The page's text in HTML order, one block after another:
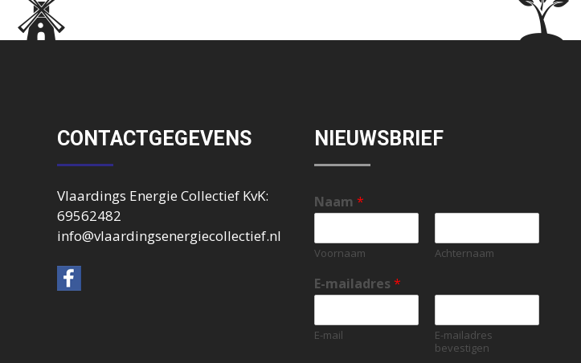
CONTACTGEGEVENS
Vlaardings Energie Collectief KvK:
69562482
info@vlaardingsenergiecollectief.nl
NIEUWSBRIEF
Naam *
Voornaam Achternaam
E-mailadres *
E-mail
E-mailadres
bevestigen